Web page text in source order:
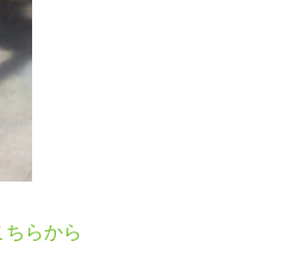
ちらから